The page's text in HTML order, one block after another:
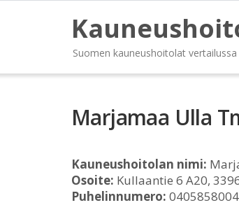
Suomen kauneushoitolat vertailussa
Marjamaa Ulla
Kauneushoitolan nimi:
Osoite: Kullaantie 6 A20,
Puhelinnumero: 0405858004